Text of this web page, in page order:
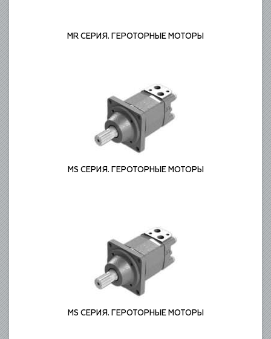
MR СЕРИЯ. ГЕРОТОРНЫЕ МОТОРЫ
MS СЕРИЯ. ГЕРОТОРНЫЕ МОТОРЫ
MS СЕРИЯ. ГЕРОТОРНЫЕ МОТОРЫ